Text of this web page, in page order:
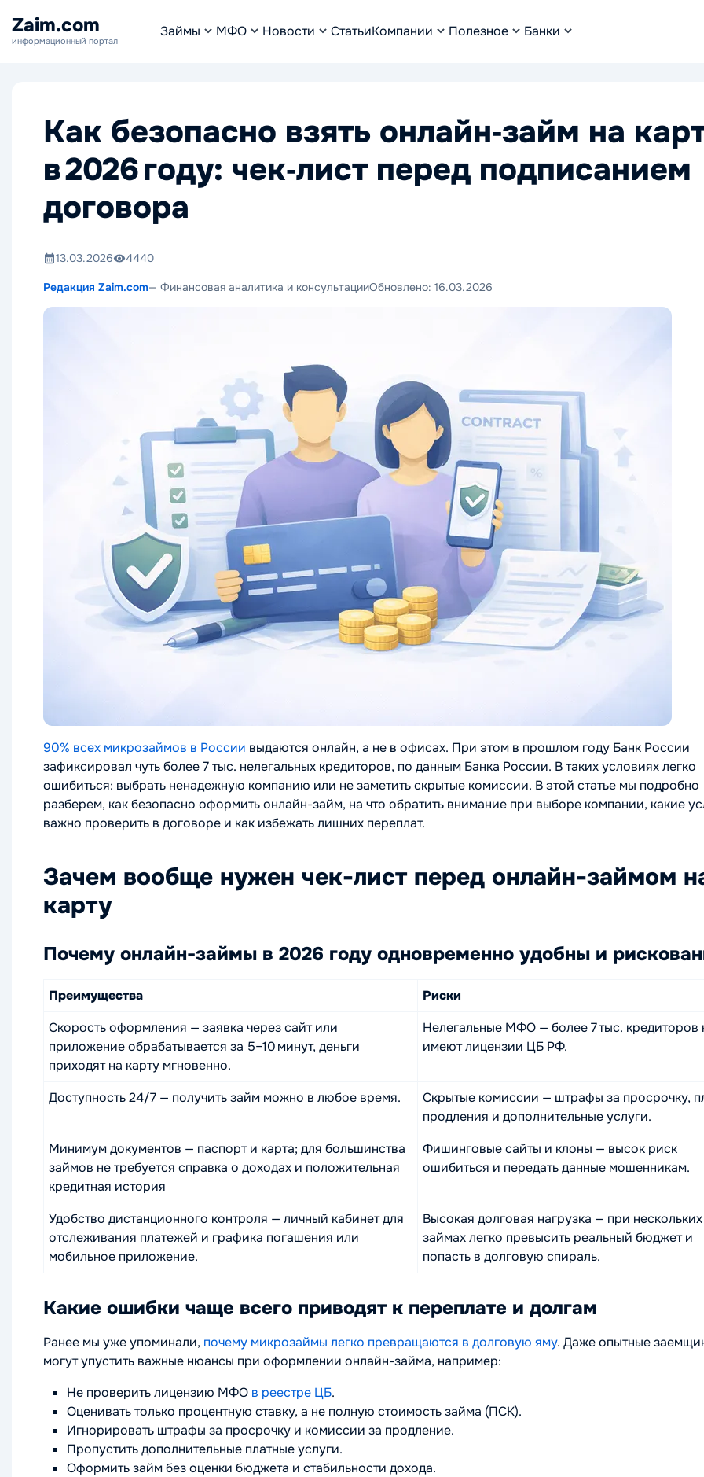
Zaim.com
информационный портал
Займы МФО Новости СтатьиКомпании Полезное Банки
Как безопасно взять онлайн‑займ на
в 2026 году: чек‑лист перед подписанием
договора
13.03.2026 4440
Редакция Zaim.com— Финансовая аналитика и консультацииОбновлено: 16.03.2026
90% всех микрозаймов в России выдаются онлайн, а не в офисах. При этом в прошлом году Банк России
зафиксировал чуть более 7 тыс. нелегальных кредиторов, по данным Банка России. В таких условиях легко
ошибиться: выбрать ненадежную компанию или не заметить скрытые комиссии. В этой статье мы подробно
разберем, как безопасно оформить онлайн-займ, на что обратить внимание при выборе компании, какие
важно проверить в договоре и как избежать лишних переплат.
Зачем вообще нужен чек-лист перед онлайн-займом
карту
Почему онлайн-займы в 2026 году одновременно удобны и
Преимущества
Риски
Скорость оформления — заявка через сайт или
приложение обрабатывается за 5–10 минут, деньги
приходят на карту мгновенно.
Нелегальные МФО — более 7 тыс. кредиторов
имеют лицензии ЦБ РФ.
Доступность 24/7 — получить займ можно в любое время.
Скрытые комиссии — штрафы за просрочку,
продления и дополнительные услуги.
Минимум документов — паспорт и карта; для большинства
займов не требуется справка о доходах и положительная
кредитная история
Фишинговые сайты и клоны — высок риск
ошибиться и передать данные мошенникам.
Удобство дистанционного контроля — личный кабинет для
отслеживания платежей и графика погашения или
мобильное приложение.
Высокая долговая нагрузка — при нескольких
займах легко превысить реальный бюджет и
попасть в долговую спираль.
Какие ошибки чаще всего приводят к переплате и долгам
Ранее мы уже упоминали, почему микрозаймы легко превращаются в долговую яму. Даже опытные
могут упустить важные нюансы при оформлении онлайн-займа, например:
Не проверить лицензию МФО в реестре ЦБ.
Оценивать только процентную ставку, а не полную стоимость займа (ПСК).
Игнорировать штрафы за просрочку и комиссии за продление.
Пропустить дополнительные платные услуги.
Оформить займ без оценки бюджета и стабильности дохода.